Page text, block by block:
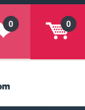
0
0